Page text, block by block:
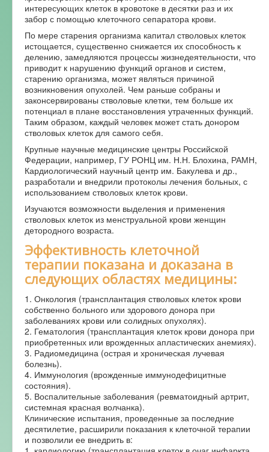
интересующих клеток в кровотоке в десятки раз и их
забор с помощью клеточного сепаратора крови.
По мере старения организма капитал стволовых клеток
истощается, существенно снижается их способность к
делению, замедляются процессы жизнедеятельности, что
приводит к нарушению функций органов и систем,
старению организма, может являться причиной
возникновения опухолей. Чем раньше собраны и
законсервированы стволовые клетки, тем больше их
потенциал в плане восстановления утраченных функций.
Таким образом, каждый человек может стать донором
стволовых клеток для самого себя.
Крупные научные медицинские центры Российской
Федерации, например, ГУ РОНЦ им. Н.Н. Блохина, РАМН,
Кардиологический научный центр им. Бакулева и др.,
разработали и внедрили протоколы лечения больных, с
использованием стволовых клеток крови.
Изучаются возможности выделения и применения
стволовых клеток из менструальной крови женщин
детородного возраста.
Эффективность клеточной
терапии показана и доказана в
следующих областях медицины:
1. Онкология (трансплантация стволовых клеток крови
собственно больного или здорового донора при
заболеваниях крови или солидных опухолях).
2. Гематология (трансплантация клеток крови донора при
приобретенных или врожденных апластических анемиях).
3. Радиомедицина (острая и хроническая лучевая
болезнь).
4. Иммунология (врожденные иммунодефицитные
состояния).
5. Воспалительные заболевания (ревматоидный артрит,
системная красная волчанка).
Клинические испытания, проведенные за последние
десятилетие, расширили показания к клеточной терапии
и позволили ее внедрить в: